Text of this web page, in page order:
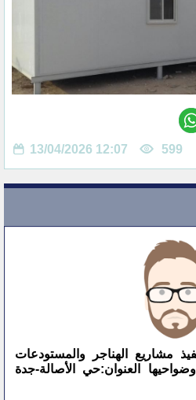
13/04/2026 12:07 599
مشاريع الهناجر والمستودعات
العنوان:حي الأصالة-جدة